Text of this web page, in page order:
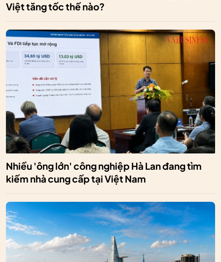
Việt tăng tốc thế nào?
Nhiều 'ông lớn' công nghiệp Hà Lan đang tìm
kiếm nhà cung cấp tại Việt Nam